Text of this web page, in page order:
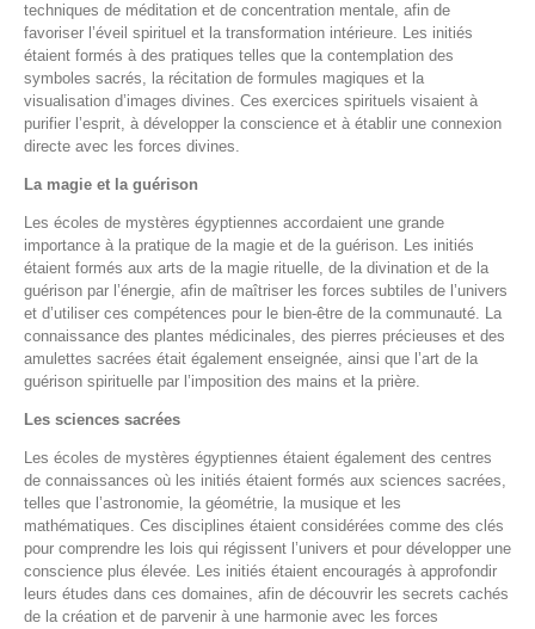
techniques de méditation et de concentration mentale, afin de
favoriser l’éveil spirituel et la transformation intérieure. Les initiés
étaient formés à des pratiques telles que la contemplation des
symboles sacrés, la récitation de formules magiques et la
visualisation d’images divines. Ces exercices spirituels visaient à
purifier l’esprit, à développer la conscience et à établir une connexion
directe avec les forces divines.
La magie et la guérison
Les écoles de mystères égyptiennes accordaient une grande
importance à la pratique de la magie et de la guérison. Les initiés
étaient formés aux arts de la magie rituelle, de la divination et de la
guérison par l’énergie, afin de maîtriser les forces subtiles de l’univers
et d’utiliser ces compétences pour le bien-être de la communauté. La
connaissance des plantes médicinales, des pierres précieuses et des
amulettes sacrées était également enseignée, ainsi que l’art de la
guérison spirituelle par l’imposition des mains et la prière.
Les sciences sacrées
Les écoles de mystères égyptiennes étaient également des centres
de connaissances où les initiés étaient formés aux sciences sacrées,
telles que l’astronomie, la géométrie, la musique et les
mathématiques. Ces disciplines étaient considérées comme des clés
pour comprendre les lois qui régissent l’univers et pour développer une
conscience plus élevée. Les initiés étaient encouragés à approfondir
leurs études dans ces domaines, afin de découvrir les secrets cachés
de la création et de parvenir à une harmonie avec les forces